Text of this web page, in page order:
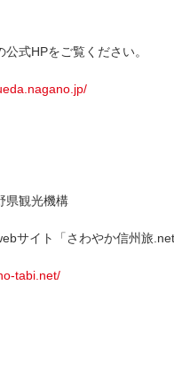
式HPをご覧ください。
県観光機構
サイト「さわやか信州旅.net
tabi.net/